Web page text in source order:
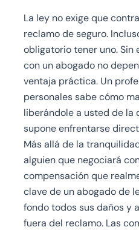
La ley no exigeque
reclamo de seguro.
obligatorio tener uno. Sin
con un abogado no
ventaja práctica. Un
personalessabe cómo
liberándole a usted de la
supone enfrentarse
Más allá de la
alguien que negociará
compensación que
clave de un abogado de
fondo todos sus daños y
fuera del reclamo. Las